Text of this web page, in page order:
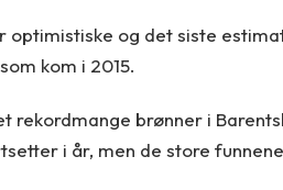
optimistiske og det siste
kom i 2015.
rekordmange brønner i
i år, men de store